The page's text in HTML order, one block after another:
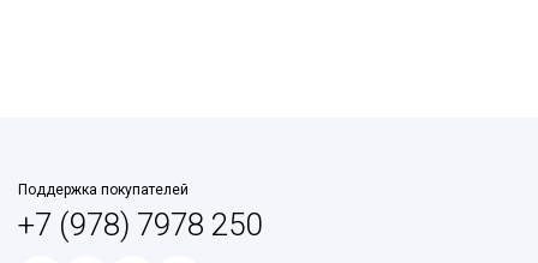
Поддержка покупателей
+7 (978) 7978 250